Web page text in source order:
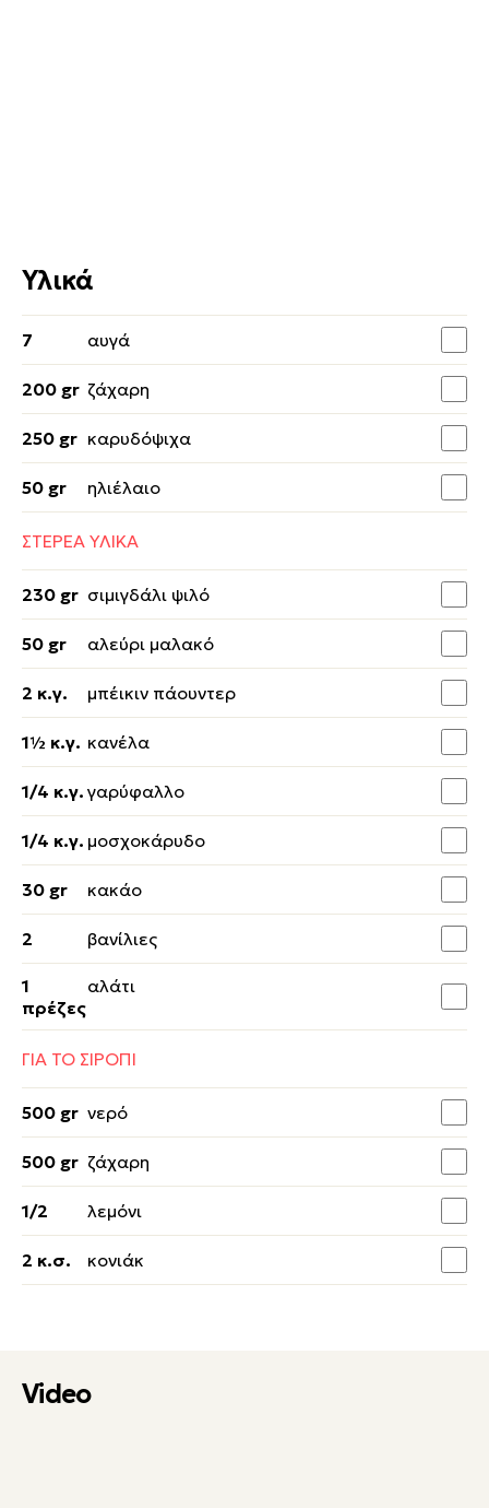
Υλικά
7 αυγά
200 gr ζάχαρη
250 gr καρυδόψιχα
50 gr ηλιέλαιο
ΣΤΕΡΕΑ ΥΛΙΚΑ
230 gr σιμιγδάλι ψιλό
50 gr αλεύρι μαλακό
2 κ.γ. μπέικιν πάουντερ
1½ κ.γ. κανέλα
1/4 κ.γ. γαρύφαλλο
1/4 κ.γ. μοσχοκάρυδο
30 gr κακάο
2 βανίλιες
1
πρέζες
αλάτι
ΓΙΑ ΤΟ ΣΙΡΟΠΙ
500 gr νερό
500 gr ζάχαρη
1/2 λεμόνι
2 κ.σ. κονιάκ
Video